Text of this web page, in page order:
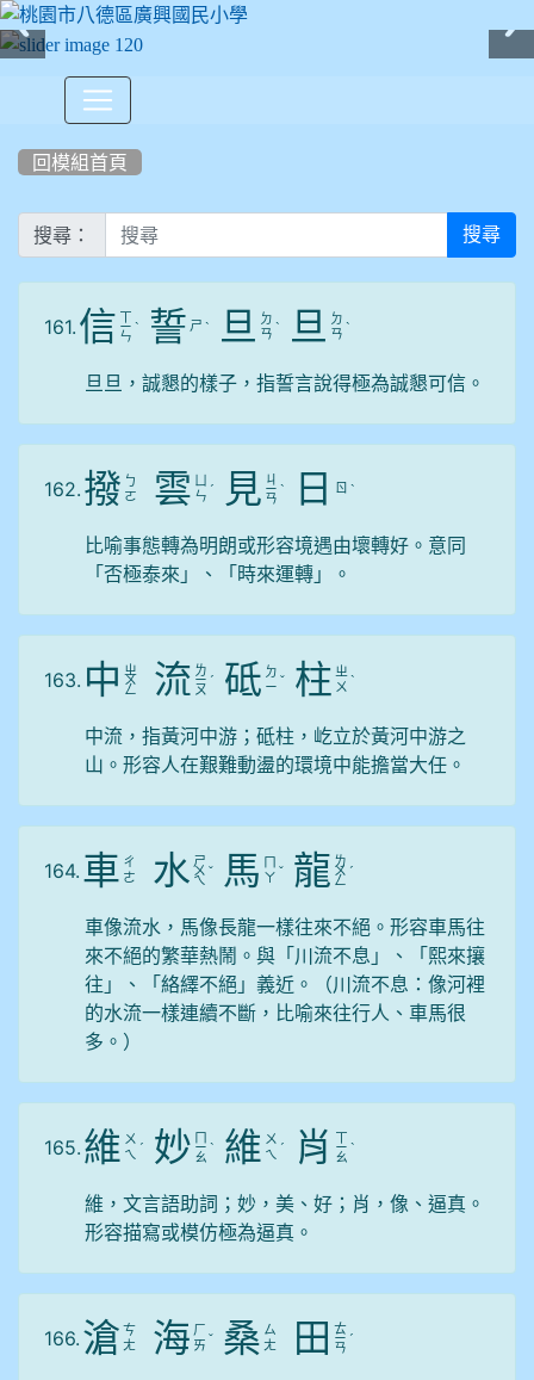
回模組首頁
搜尋： 搜尋
161. 信 ㄒ
ㄧ
ㄣ
ˋ 誓 ㄕ ˋ 旦
ㄉ
ㄢ ˋ 旦
ㄉ
ㄢ ˋ
旦旦，誠懇的樣子，指誓言說得極為誠懇可信。
162. 撥 ㄅ
ㄛ
雲 ㄣ ˊ 見 ㄐ
ㄧ
ㄢ
ˋ 日 ㄖ ˋ
比喻事態轉為明朗或形容境遇由壞轉好。意同
「否極泰來」、「時來運轉」。
163. 中 ㄓ
ㄨ
ㄥ 流 ㄌ
ㄧ
ㄡ
ˊ 砥 ㄉ
ㄧ ˇ 柱 ㄓ
ㄨ ˋ
中流，指黃河中游；砥柱，屹立於黃河中游之
山。形容人在艱難動盪的環境中能擔當大任。
164. 車 ㄔ
ㄜ
水 ㄕ
ㄨ
ㄟ
ˇ 馬 ㄇ
ㄚ ˇ 龍 ㄌ
ㄨ
ㄥ
ˊ
車像流水，馬像長龍一樣往來不絕。形容車馬往
來不絕的繁華熱鬧。與「川流不息」、「熙來攘
往」、「絡繹不絕」義近。（川流不息：像河裡
的水流一樣連續不斷，比喻來往行人、車馬很
多。）
165. 維 ㄨ
ㄟ ˊ 妙 ㄇ
ㄧ
ㄠ
ˋ 維 ㄨ
ㄟ ˊ 肖 ㄒ
ㄧ
ㄠ
ˋ
維，文言語助詞；妙，美、好；肖，像、逼真。
形容描寫或模仿極為逼真。
166. 滄 ㄘ
ㄤ
海 ㄏ
ㄞ ˇ 桑 ㄙ
ㄤ
田 ㄊ
ㄧ
ㄢ
ˊ